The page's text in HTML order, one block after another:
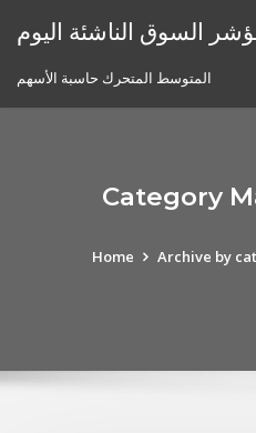
السوق الناشئة اليوم
المتوسط ​​المتحرك حاسبة الأسهم
Category
Home Archive by